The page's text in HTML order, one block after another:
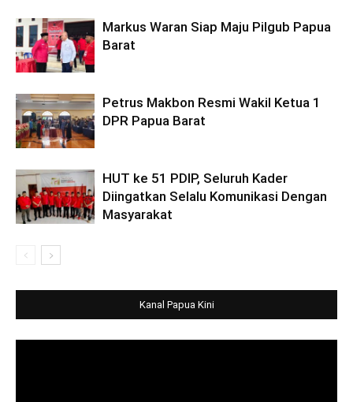
Markus Waran Siap Maju Pilgub Papua
Barat
Petrus Makbon Resmi Wakil Ketua 1
DPR Papua Barat
HUT ke 51 PDIP, Seluruh Kader
Diingatkan Selalu Komunikasi Dengan
Masyarakat
Kanal Papua Kini